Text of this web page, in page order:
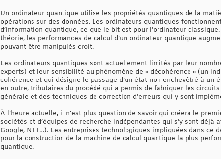
Un ordinateur quantique utilise les propriétés quantiques de la
opérations sur des données. Les ordinateurs quantiques
d’information quantique, ce que le bit est pour l’ordinateur
théorie, les performances de calcul d’un ordinateur quantique
pouvant être manipulés croit.
Les ordinateurs quantiques sont actuellement limités par leur
experts) et leur sensibilité au phénomène de « décohérence » (un
cohérence et qui désigne le passage d’un état non enchevêtré à
en outre, tributaires du procédé qui a permis de fabriquer les
générale et des techniques de correction d’erreurs qui y sont
À l’heure actuelle, il n’est plus question de savoir qui créera le
sociétés et d’équipes de recherche indépendantes qui s’y sont déjà
Google, NTT…). Les entreprises technologiques impliquées dans
pour la construction de la machine de calcul quantique la plus
quantique.